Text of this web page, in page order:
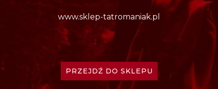
www.sklep-tatromaniak.pl
PRZEJDŹ DO SKLEPU